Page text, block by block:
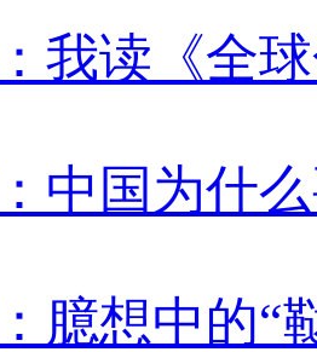
我读《全
中国为什
臆想中的“